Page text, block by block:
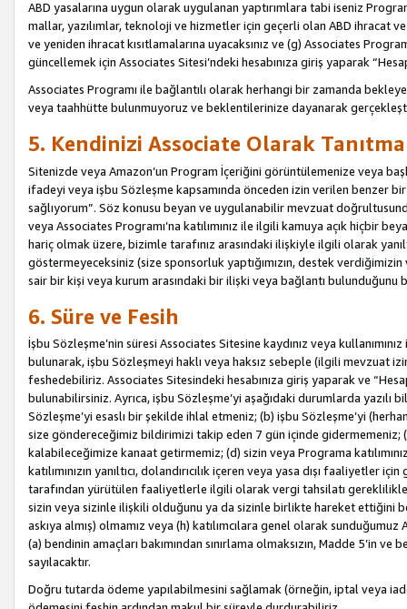
ABD yasalarına uygun olarak uygulanan yaptırımlara tabi iseniz
mallar, yazılımlar, teknoloji ve hizmetler için geçerli olan ABD ihracat
ve yeniden ihracat kısıtlamalarına uyacaksınız ve (g) Associates
güncellemek için Associates Sitesi’ndeki hesabınıza giriş yaparak
Associates Programı ile bağlantılı olarak herhangi bir zamanda
veya taahhütte bulunmuyoruz ve beklentilerinize dayanarak
5. Kendinizi Associate Olarak
Sitenizde veya Amazon’un Program İçeriğini görüntülemenize veya
ifadeyi veya işbu Sözleşme kapsamında önceden izin verilen benzer
sağlıyorum”. Söz konusu beyan ve uygulanabilir mevzuat
veya Associates Programı’na katılımınız ile ilgili kamuya açık hiçbir
hariç olmak üzere, bizimle tarafınız arasındaki ilişkiyle ilgili olarak
göstermeyeceksiniz (size sponsorluk yaptığımızın, destek
sair bir kişi veya kurum arasındaki bir ilişki veya bağlantı bulunduğunu
6. Süre ve Fesih
İşbu Sözleşme’nin süresi Associates Sitesine kaydınız veya
bulunarak, işbu Sözleşmeyi haklı veya haksız sebeple (ilgili mevzuat
feshedebiliriz. Associates Sitesindeki hesabınıza giriş yaparak ve
bulunabilirsiniz. Ayrıca, işbu Sözleşme’yi aşağıdaki durumlarda yazılı
Sözleşme’yi esaslı bir şekilde ihlal etmeniz; (b) işbu Sözleşme’yi
size göndereceğimiz bildirimizi takip eden 7 gün içinde gidermemeniz;
kalabileceğimize kanaat getirmemiz; (d) sizin veya Programa
katılımınızın yanıltıcı, dolandırıcılık içeren veya yasa dışı
tarafından yürütülen faaliyetlerle ilgili olarak vergi tahsilatı
sizin veya sizinle ilişkili olduğunu ya da sizinle birlikte hareket ettiğini
askıya almış) olmamız veya (h) katılımcılara genel olarak
(a) bendinin amaçları bakımından sınırlama olmaksızın, Madde 5’in
sayılacaktır.
Doğru tutarda ödeme yapılabilmesini sağlamak (örneğin, iptal veya